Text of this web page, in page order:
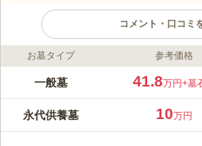
コメント・口コミ
ライフドット編集部のコメント
紫陽花寺と呼ばれるほど、境内
き、故人も安らかに眠っていま
ター」から車で約10分で、100
お墓タイプ 参考価格
一般墓 41.8万円+墓
永代供養墓 10万円